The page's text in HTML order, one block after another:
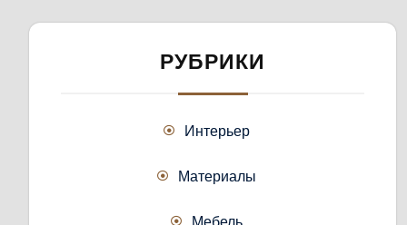
РУБРИКИ
Интерьер
Материалы
Мебель